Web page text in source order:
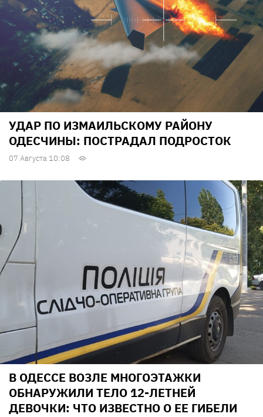
УДАР ПО ИЗМАИЛЬСКОМУ РАЙОНУ
ОДЕСЧИНЫ: ПОСТРАДАЛ ПОДРОСТОК
07 Августа 10:08
В ОДЕССЕ ВОЗЛЕ МНОГОЭТАЖКИ
ОБНАРУЖИЛИ ТЕЛО 12-ЛЕТНЕЙ
ДЕВОЧКИ: ЧТО ИЗВЕСТНО О ЕЕ ГИБЕЛИ